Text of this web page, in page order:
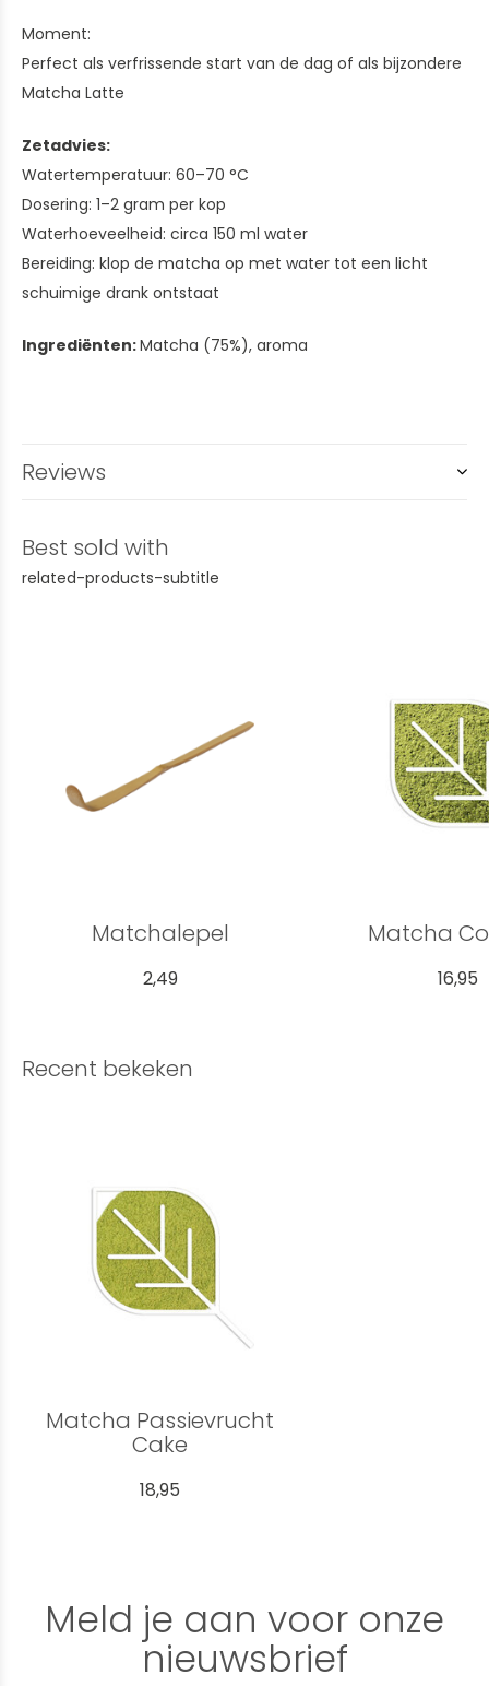
Moment:
Perfect als verfrissende start van de dag of als bijzondere
Matcha Latte
Zetadvies:
Watertemperatuur: 60–70 °C
Dosering: 1–2 gram per kop
Waterhoeveelheid: circa 150 ml water
Bereiding: klop de matcha op met water tot een licht
schuimige drank ontstaat
Ingrediënten:Matcha (75%), aroma
Reviews
Best sold with
related-products-subtitle
Matchalepel
2,49
Matcha
16,95
Recent bekeken
Matcha Passievrucht
Cake
18,95
Meld je aan voor onze
nieuwsbrief